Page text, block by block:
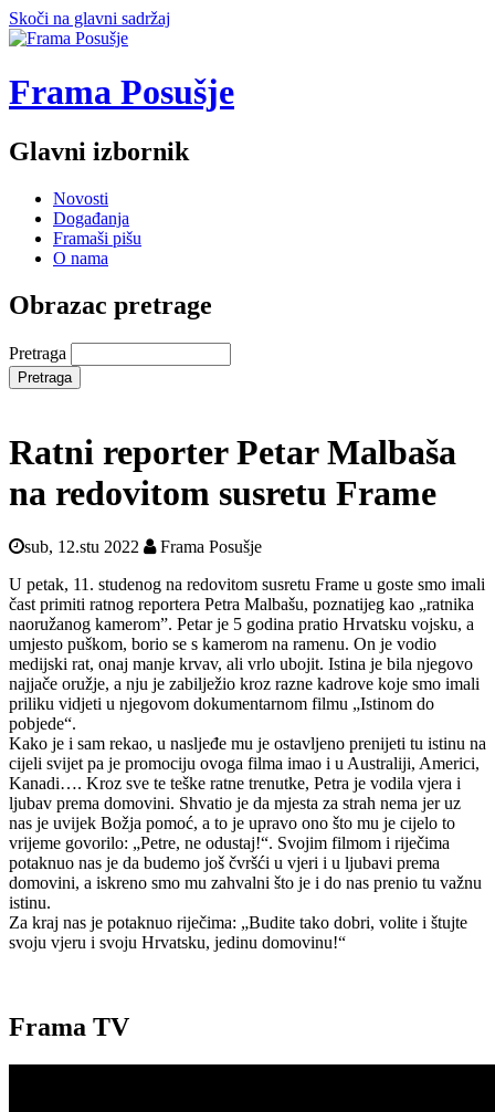
Skoči na glavni sadržaj
Frama Posušje
Glavni izbornik
Novosti
Događanja
Framaši pišu
O nama
Obrazac pretrage
Pretraga
Ratni reporter Petar Malbaša
na redovitom susretu Frame
sub, 12.stu 2022
Frama Posušje
U petak, 11. studenog na redovitom susretu Frame u goste smo imali
čast primiti ratnog reportera Petra Malbašu, poznatijeg kao „ratnika
naoružanog kamerom”. Petar je 5 godina pratio Hrvatsku vojsku, a
umjesto puškom, borio se s kamerom na ramenu. On je vodio
medijski rat, onaj manje krvav, ali vrlo ubojit. Istina je bila njegovo
najjače oružje, a nju je zabilježio kroz razne kadrove koje smo imali
priliku vidjeti u njegovom dokumentarnom filmu „Istinom do
pobjede“.
Kako je i sam rekao, u nasljeđe mu je ostavljeno prenijeti tu istinu na
cijeli svijet pa je promociju ovoga filma imao i u Australiji, Americi,
Kanadi…. Kroz sve te teške ratne trenutke, Petra je vodila vjera i
ljubav prema domovini. Shvatio je da mjesta za strah nema jer uz
nas je uvijek Božja pomoć, a to je upravo ono što mu je cijelo to
vrijeme govorilo: „Petre, ne odustaj!“. Svojim filmom i riječima
potaknuo nas je da budemo još čvršći u vjeri i u ljubavi prema
domovini, a iskreno smo mu zahvalni što je i do nas prenio tu važnu
istinu.
Za kraj nas je potaknuo riječima: „Budite tako dobri, volite i štujte
svoju vjeru i svoju Hrvatsku, jedinu domovinu!“
Frama TV